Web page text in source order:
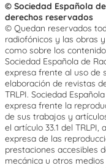
© Sociedad Española
derechos reservados
© Quedan reservados
radiofónicos y las obras
como sobre los
Sociedad Española de
expresa frente al uso de
elaboración de revistas
TRLPI. Sociedad
expresa frente la
de sus trabajos y
el artículo 33.1 del
expresa de las
prestaciones accesibles
mecánica u otros